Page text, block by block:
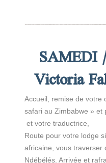
SAMEDI
Victoria
Accueil, remise de votre
safari au Zimbabwe » et
et votre traductrice,
Route pour votre lodge
africaine, vous traverser
Ndébélés. Arrivée et